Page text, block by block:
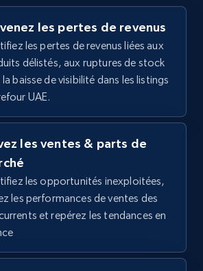
5.7K+ Commencer
rating max, Rating,
and more.
870+ Commencer
les pertes de revenus
les pertes de revenus liées aux
délistés, aux ruptures de stock
la baisse de visibilité dans les listings
UAE.
les ventes & parts de
les opportunités inexploitées,
les performances de ventes des
et repérez les tendances en